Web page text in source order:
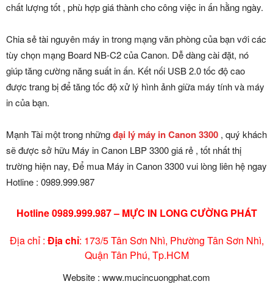
chất lượng tốt , phù hợp giá thành cho công việc in ấn hằng ngày.
Chia sẻ tài nguyên máy in trong mạng văn phòng của bạn với các
tùy chọn mạng Board NB-C2 của Canon. Dễ dàng cài đặt, nó
giúp tăng cường năng suất in ấn. Kết nối USB 2.0 tốc độ cao
được trang bị để tăng tốc độ xử lý hình ảnh giữa máy tính và máy
in của bạn.
Mạnh Tài một trong nhữngđại lý máy in Canon 3300 , quý khách
sẽ được sở hữu Máy in Canon LBP 3300 giá rẻ , tốt nhất thị
trường hiện nay, Để mua Máy in Canon 3300 vui lòng liên hệ ngay
Hotline : 0989.999.987
Hotline 0989.999.987 – MỰC IN LONG CƯỜNG PHÁT
Địa chỉ : Địa chỉ: 173/5 Tân Sơn Nhì, Phường Tân Sơn Nhì,
Quận Tân Phú, Tp.HCM
Website : www.mucincuongphat.com